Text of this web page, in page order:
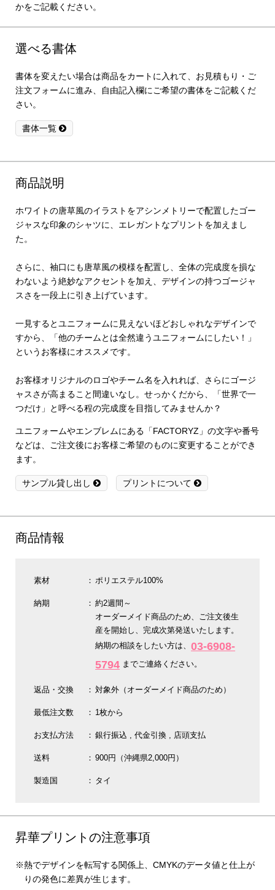
かをご記載ください。
選べる書体
書体を変えたい場合は商品をカートに入れて、お見積もり・ご
注文フォームに進み、自由記入欄にご希望の書体をご記載くだ
さい。
書体一覧
商品説明
ホワイトの唐草風のイラストをアシンメトリーで配置したゴー
ジャスな印象のシャツに、エレガントなプリントを加えまし
た。
さらに、袖口にも唐草風の模様を配置し、全体の完成度を損な
わないよう絶妙なアクセントを加え、デザインの持つゴージャ
スさを一段上に引き上げています。
一見するとユニフォームに見えないほどおしゃれなデザインで
すから、「他のチームとは全然違うユニフォームにしたい！」
というお客様にオススメです。
お客様オリジナルのロゴやチーム名を入れれば、さらにゴージ
ャスさが高まること間違いなし。せっかくだから、「世界で一
つだけ」と呼べる程の完成度を目指してみませんか？
ユニフォームやエンブレムにある「FACTORYZ」の文字や番号
などは、ご注文後にお客様ご希望のものに変更することができ
ます。
サンプル貸し出し プリントについて
商品情報
素材 ポリエステル100%
納期
約2週間～
オーダーメイド商品のため、ご注文後生
産を開始し、完成次第発送いたします。
納期の相談をしたい方は、03-6908-
5794 までご連絡ください。
返品・交換 対象外（オーダーメイド商品のため）
最低注文数 1枚から
お支払方法 銀行振込 代金引換 店頭支払
送料 900円（沖縄県2,000円）
製造国 タイ
昇華プリントの注意事項
熱でデザインを転写する関係上、CMYKのデータ値と仕上が
りの発色に差異が生じます。